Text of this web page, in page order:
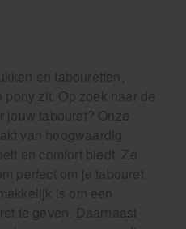
en tabouretten,
zit. Op zoek naar de
jouw tabouret? Onze
van hoogwaardig
en comfort biedt. Ze
perfect om je tabouret
is om een
te geven. Daarnaast